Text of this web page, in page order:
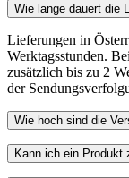
Wie lange dauert die
Lieferungen in
Werktagsstunden.
zusätzlich bis zu 2
der
Wie hoch sind die
Kann ich ein Produkt